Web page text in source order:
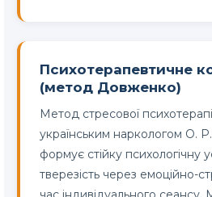
Психотерапевтичне
(метод Довженко)
Метод стресової
українським наркологом О.
формує стійку психологічну
тверезість через емоційно-